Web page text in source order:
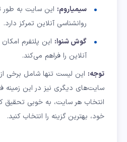
سیمیاروم: این سایت به
روانشناسی آنلاین تمرکز دارد.
گوش شنوا: این پلتفرم
آنلاین را فراهم می‌کند.
توجه: این لیست تنها شامل
سایت‌های دیگری نیز در این زمینه
انتخاب هر سایت، به خوبی تحقیق
خود، بهترین گزینه را انتخاب کنید.